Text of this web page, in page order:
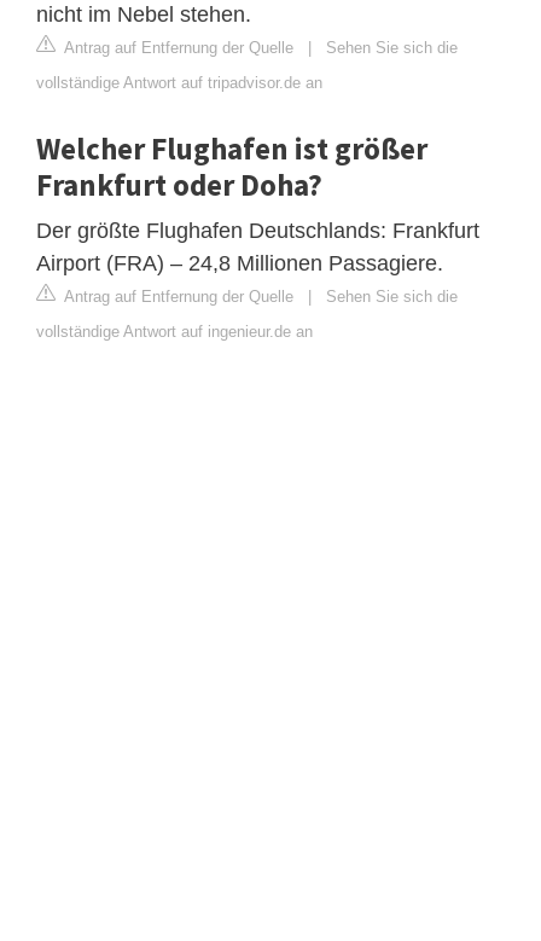
nicht im Nebel stehen.
Antrag auf Entfernung der Quelle | Sehen Sie sich die
vollständige Antwort auf tripadvisor.de an
Welcher Flughafen ist größer
Frankfurt oder Doha?
Der größte Flughafen Deutschlands: Frankfurt
Airport (FRA) – 24,8 Millionen Passagiere.
Antrag auf Entfernung der Quelle | Sehen Sie sich die
vollständige Antwort auf ingenieur.de an